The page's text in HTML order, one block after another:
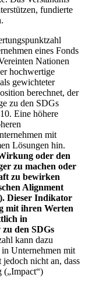
fundierte
eines Fonds
Nationen
hochwertige
gewichteter
berechnet, der
zu den SDGs
Eine höhere
mit
Lösungen hin.
oder den
zu machen oder
zu bewirken
Alignment
Dieser Indikator
mit ihren Werten
in
den SDGs
kann dazu
in Unternehmen mit
nicht an, dass
(„Impact“)